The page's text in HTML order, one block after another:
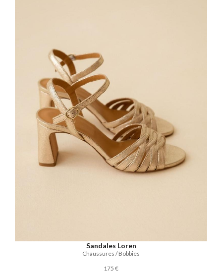
Sandales Loren
Chaussures / Bobbies
175 €